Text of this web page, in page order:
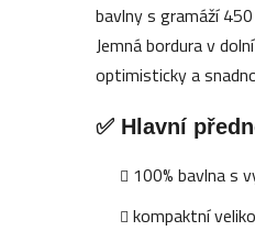
bavlny s gramáží
Jemná bordura v
optimisticky a
✅ Hlavní
100% bavlna s
kompaktní